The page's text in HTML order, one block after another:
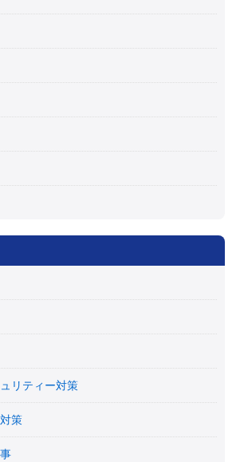
リティー対策
策